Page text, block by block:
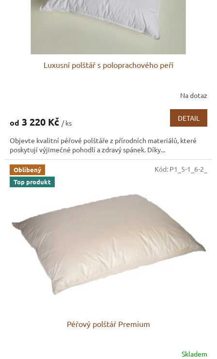
Luxusní polštář s poloprachového peří
Na dotaz
od 3 220 Kč / ks
DETAIL
Objevte kvalitní péřové polštáře z přírodních materiálů, které
poskytují výjimečné pohodlí a zdravý spánek. Díky...
Oblíbený
Top produkt
Péřový polštář Premium
Skladem
Kód: P1_5-1_6-2_